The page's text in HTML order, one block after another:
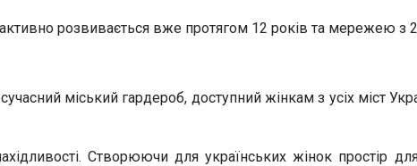
розвивається вже протягом 12 років та мережею з
міський гардероб, доступний жінкам з усіх міст
Створюючи для українських жінок простір